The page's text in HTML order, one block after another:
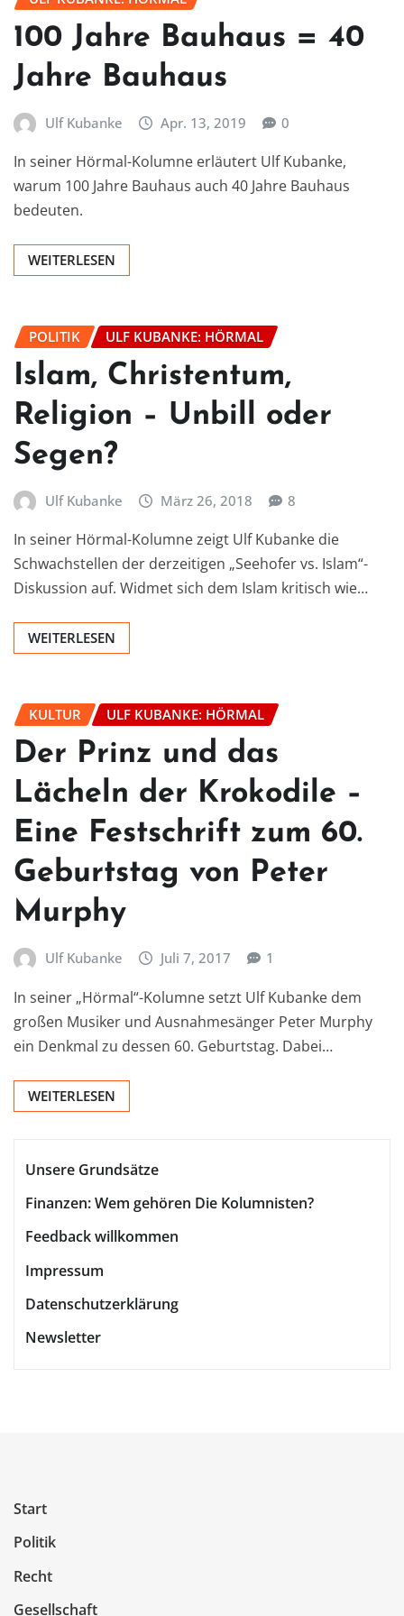
100 Jahre Bauhaus = 40
Jahre Bauhaus
Ulf Kubanke Apr. 13, 2019 0
In seiner Hörmal-Kolumne erläutert Ulf Kubanke,
warum 100 Jahre Bauhaus auch 40 Jahre Bauhaus
bedeuten.
WEITERLESEN
POLITIK ULF KUBANKE: HÖRMAL
Islam, Christentum,
Religion – Unbill oder
Segen?
Ulf Kubanke März 26, 2018 8
In seiner Hörmal-Kolumne zeigt Ulf Kubanke die
Schwachstellen der derzeitigen „Seehofer vs. Islam“-
Diskussion auf. Widmet sich dem Islam kritisch wie…
WEITERLESEN
KULTUR ULF KUBANKE: HÖRMAL
Der Prinz und das
Lächeln der Krokodile –
Eine Festschrift zum 60.
Geburtstag von Peter
Murphy
Ulf Kubanke Juli 7, 2017 1
In seiner „Hörmal“-Kolumne setzt Ulf Kubanke dem
großen Musiker und Ausnahmesänger Peter Murphy
ein Denkmal zu dessen 60. Geburtstag. Dabei…
WEITERLESEN
Unsere Grundsätze
Finanzen: Wem gehören Die Kolumnisten?
Feedback willkommen
Impressum
Datenschutzerklärung
Newsletter
Start
Politik
Recht
Gesellschaft